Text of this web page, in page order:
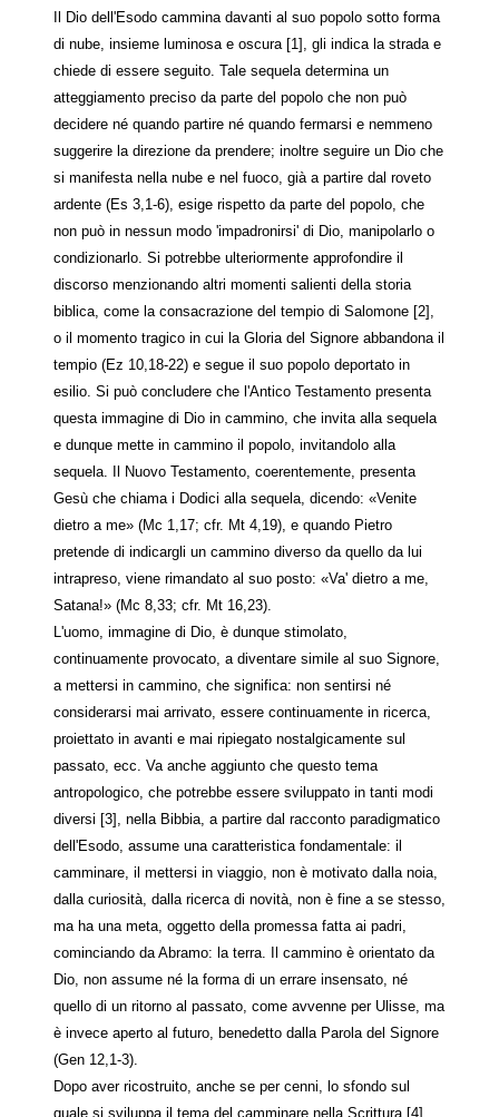
Il Dio dell'Esodo cammina davanti al suo popolo sotto forma
di nube, insieme luminosa e oscura [1], gli indica la strada e
chiede di essere seguito. Tale sequela determina un
atteggiamento preciso da parte del popolo che non può
decidere né quando partire né quando fermarsi e nemmeno
suggerire la direzione da prendere; inoltre seguire un Dio che
si manifesta nella nube e nel fuoco, già a partire dal roveto
ardente (Es 3,1-6), esige rispetto da parte del popolo, che
non può in nessun modo 'impadronirsi' di Dio, manipolarlo o
condizionarlo. Si potrebbe ulteriormente approfondire il
discorso menzionando altri momenti salienti della storia
biblica, come la consacrazione del tempio di Salomone [2],
o il momento tragico in cui la Gloria del Signore abbandona il
tempio (Ez 10,18-22) e segue il suo popolo deportato in
esilio. Si può concludere che l'Antico Testamento presenta
questa immagine di Dio in cammino, che invita alla sequela
e dunque mette in cammino il popolo, invitandolo alla
sequela. Il Nuovo Testamento, coerentemente, presenta
Gesù che chiama i Dodici alla sequela, dicendo: «Venite
dietro a me» (Mc 1,17; cfr. Mt 4,19), e quando Pietro
pretende di indicargli un cammino diverso da quello da lui
intrapreso, viene rimandato al suo posto: «Va' dietro a me,
Satana!» (Mc 8,33; cfr. Mt 16,23).
L'uomo, immagine di Dio, è dunque stimolato,
continuamente provocato, a diventare simile al suo Signore,
a mettersi in cammino, che significa: non sentirsi né
considerarsi mai arrivato, essere continuamente in ricerca,
proiettato in avanti e mai ripiegato nostalgicamente sul
passato, ecc. Va anche aggiunto che questo tema
antropologico, che potrebbe essere sviluppato in tanti modi
diversi [3], nella Bibbia, a partire dal racconto paradigmatico
dell'Esodo, assume una caratteristica fondamentale: il
camminare, il mettersi in viaggio, non è motivato dalla noia,
dalla curiosità, dalla ricerca di novità, non è fine a se stesso,
ma ha una meta, oggetto della promessa fatta ai padri,
cominciando da Abramo: la terra. Il cammino è orientato da
Dio, non assume né la forma di un errare insensato, né
quello di un ritorno al passato, come avvenne per Ulisse, ma
è invece aperto al futuro, benedetto dalla Parola del Signore
(Gen 12,1-3).
Dopo aver ricostruito, anche se per cenni, lo sfondo sul
quale si sviluppa il tema del camminare nella Scrittura [4],